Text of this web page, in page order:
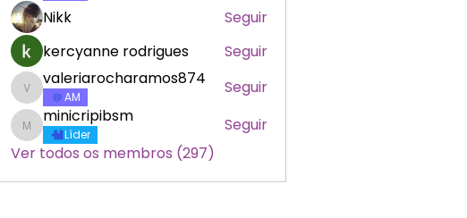
Nikk
Seguir
kercyanne rodrigues
Seguir
valeriarocharamos874
valeriarocharamos874
AM Seguir
minicripibsm
minicripibsm
Líder
Seguir
Ver todos os membros (297)